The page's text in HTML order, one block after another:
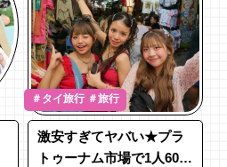
＃タイ旅行 ＃旅行
激安すぎてヤバい★プラ
トゥーナム市場で1人600